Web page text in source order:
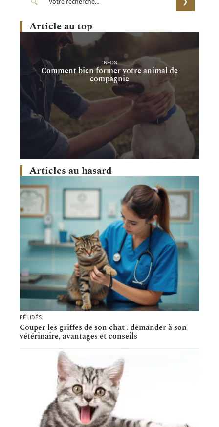
Article au top
INFOS
Comment bien former votre animal de
compagnie
Articles au hasard
FÉLIDÉS
Couper les griffes de son chat : demander à son
vétérinaire, avantages et conseils